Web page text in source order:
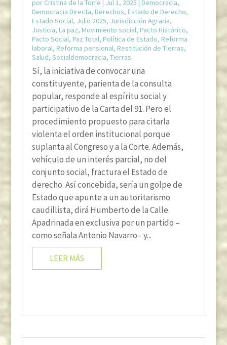
por Cristina de la Torre | Jul 1, 2025 | Democracia,
Democracia Directa, Derechos, Estado de Derecho,
Estado Social, Julio 2025, Jurisdicción Agraria,
Justicia, La paz, Movimiento social, Pacto Histórico,
Pacto Social, Paz Total, Política de Estado, Reforma
laboral, Reforma pensional, Restitución de Tierras,
Salud, Socialdemocracia, Tierras
Sí, la iniciativa de convocar una
constituyente, parienta de la consulta
popular, responde al espíritu social y
participativo de la Carta del 91. Pero el
procedimiento propuesto para citarla
violenta el orden institucional porque
suplanta al Congreso y a la Corte. Además,
vehículo de un interés parcial, no del
conjunto social, fractura el Estado de
derecho. Así concebida, sería un golpe de
Estado que apunte a un autoritarismo
caudillista, dirá Humberto de la Calle.
Apadrinada en exclusiva por un partido –
como señala Antonio Navarro– y...
LEER MÁS